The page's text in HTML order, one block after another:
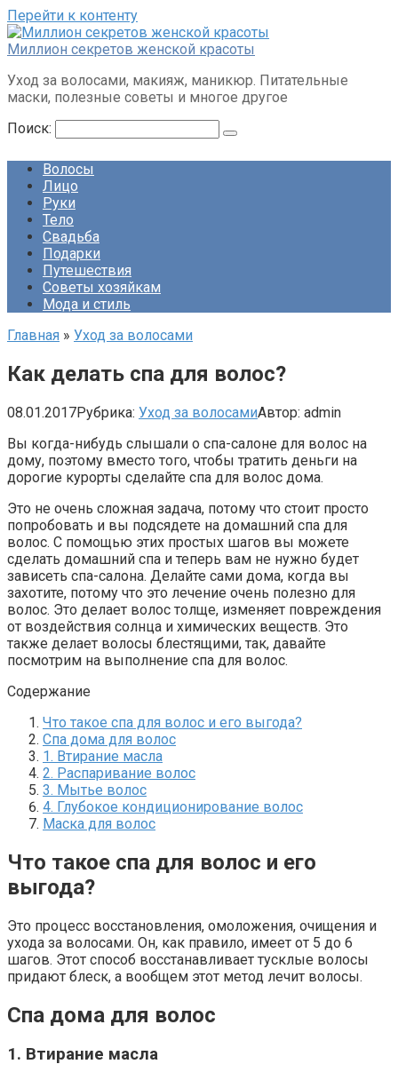
Перейти к контенту
Миллион секретов женской красоты
Уход за волосами, макияж, маникюр. Питательные
маски, полезные советы и многое другое
Поиск:
Волосы
Лицо
Руки
Тело
Свадьба
Подарки
Путешествия
Советы хозяйкам
Мода и стиль
Главная » Уход за волосами
Как делать спа для волос?
08.01.2017Рубрика: Уход за волосамиАвтор: admin
Вы когда-нибудь слышали о спа-салоне для волос на
дому, поэтому вместо того, чтобы тратить деньги на
дорогие курорты сделайте спа для волос дома.
Это не очень сложная задача, потому что стоит просто
попробовать и вы подсядете на домашний спа для
волос. С помощью этих простых шагов вы можете
сделать домашний спа и теперь вам не нужно будет
зависеть спа-салона. Делайте сами дома, когда вы
захотите, потому что это лечение очень полезно для
волос. Это делает волос толще, изменяет повреждения
от воздействия солнца и химических веществ. Это
также делает волосы блестящими, так, давайте
посмотрим на выполнение спа для волос.
Содержание
Что такое спа для волос и его выгода?
Спа дома для волос
1. Втирание масла
2. Распаривание волос
3. Мытье волос
4. Глубокое кондиционирование волос
Маска для волос
Что такое спа для волос и его
выгода?
Это процесс восстановления, омоложения, очищения и
ухода за волосами. Он, как правило, имеет от 5 до 6
шагов. Этот способ восстанавливает тусклые волосы
придают блеск, а вообщем этот метод лечит волосы.
Спа дома для волос
1. Втирание масла